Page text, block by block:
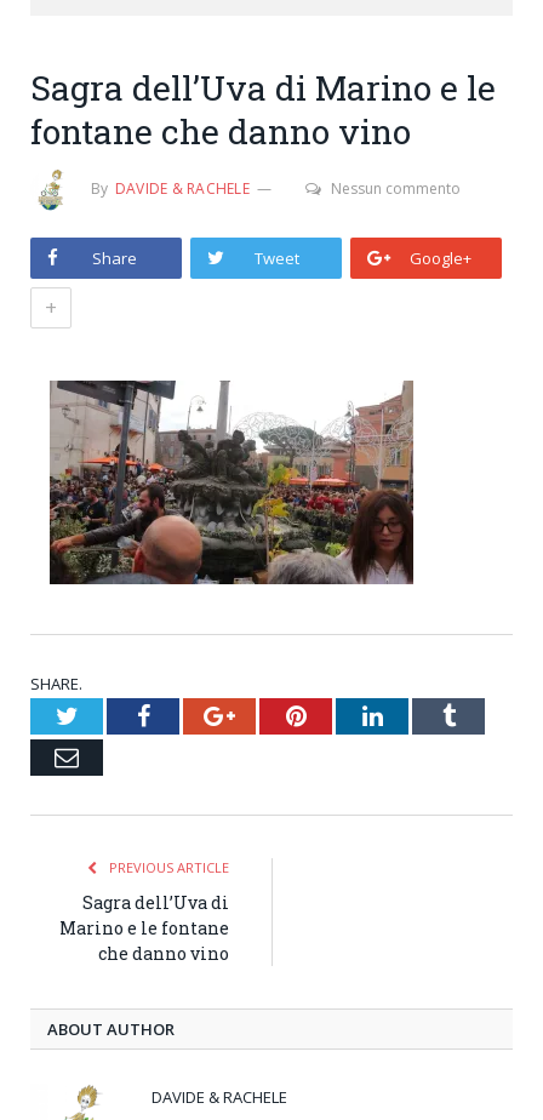
Sagra dell’Uva di Marino e le
fontane che danno vino
By DAVIDE & RACHELE Nessun commento
Share Tweet Google+
+
SHARE.
TwitterFacebookGoogle+PinterestLinkedInTumblr
Email
PREVIOUS ARTICLE
Sagra dell’Uva di
Marino e le fontane
che danno vino
ABOUT AUTHOR
DAVIDE & RACHELE